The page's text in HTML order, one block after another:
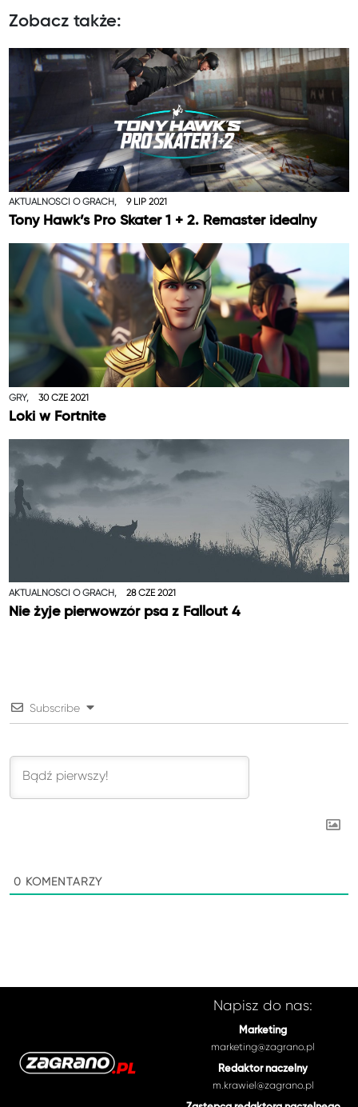
Zobacz także:
AKTUALNOŚCI O GRACH, 9 LIP 2021
Tony Hawk’s Pro Skater 1 + 2. Remaster idealny
GRY, 30 CZE 2021
Loki w Fortnite
AKTUALNOŚCI O GRACH, 28 CZE 2021
Nie żyje pierwowzór psa z Fallout 4
Subscribe
0 KOMENTARZY
Napisz do nas:
Marketing
marketing@zagrano.pl
Redaktor naczelny
m.krawiel@zagrano.pl